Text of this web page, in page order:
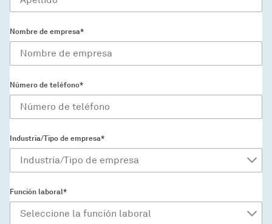
Nombre de empresa*
Número de teléfono*
Industria/Tipo de empresa*
Función laboral*